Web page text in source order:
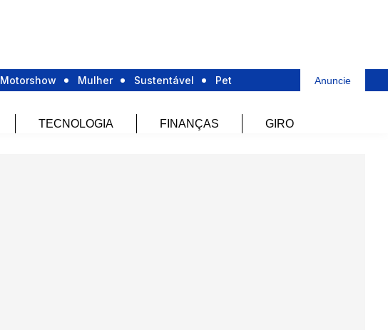
Motorshow Mulher Sustentável Pet Anuncie
TECNOLOGIA FINANÇAS GIRO